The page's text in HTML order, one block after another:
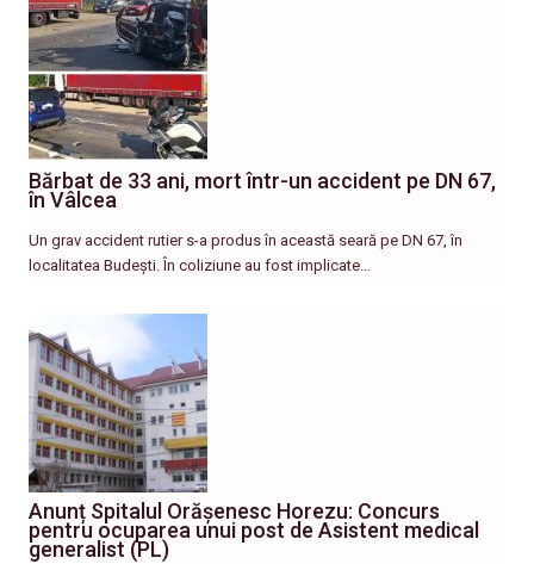
Bărbat de 33 ani, mort într-un accident pe DN 67,
în Vâlcea
Un grav accident rutier s-a produs în această seară pe DN 67, în
localitatea Budești. În coliziune au fost implicate…
Anunț Spitalul Orășenesc Horezu: Concurs
pentru ocuparea unui post de Asistent medical
generalist (PL)